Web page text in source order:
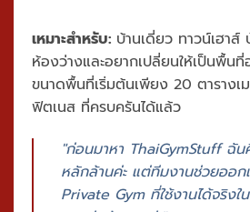
เหมาะสำหรับ: บ้านเดี่ยว ทาวน์เฮา
ห้องว่างและอยากเปลี่ยนให้เป็นพื้น
ขนาดพื้นที่เริ่มต้นเพียง 20 ตาราง
ฟิตเนส ที่ครบครันได้แล้ว
"ก่อนมาหา ThaiGymStuff ฉั
หลักล้านค่ะ แต่ทีมงานช่วยออก
Private Gym ที่ใช้งานได้จริง